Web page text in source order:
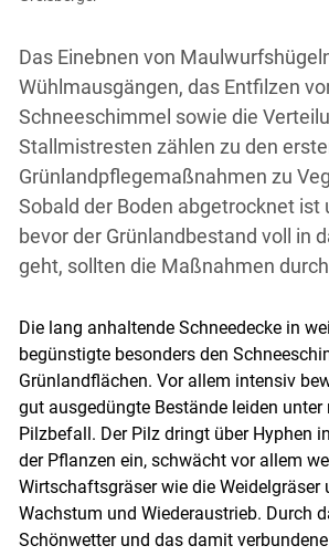
Das Einebnen von
Wühlmausgängen, das Entfilzen
Schneeschimmel sowie die
Stallmistresten zählen zu den
Grünlandpflegemaßnahmen zu
Sobald der Boden abgetrocknet ist
bevor der Grünlandbestand voll in
geht, sollten die Maßnahmen
Die lang anhaltende Schneedecke in
begünstigte besonders den
Grünlandflächen. Vor allem intensiv
gut ausgedüngte Bestände leiden unter
Pilzbefall. Der Pilz dringt über Hyphen
der Pflanzen ein, schwächt vor allem
Wirtschaftsgräser wie die Weidelgräser
Wachstum und Wiederaustrieb. Durch
Schönwetter und das damit